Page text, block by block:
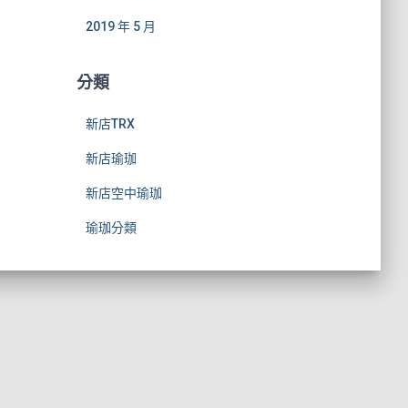
2019 年 5 月
分類
新店TRX
新店瑜珈
新店空中瑜珈
瑜珈分類